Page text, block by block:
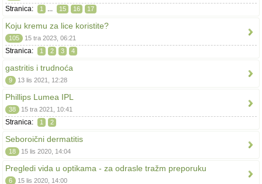
Stranica: 1 ... 15 16 17
Koju kremu za lice koristite?
105 15 tra 2023, 06:21
Stranica: 1 2 3 4
gastritis i trudnoća
9 13 lis 2021, 12:28
Phillips Lumea IPL
38 15 tra 2021, 10:41
Stranica: 1 2
Seboroični dermatitis
18 15 lis 2020, 14:04
Pregledi vida u optikama - za odrasle tražm preporuku
6 15 lis 2020, 14:00